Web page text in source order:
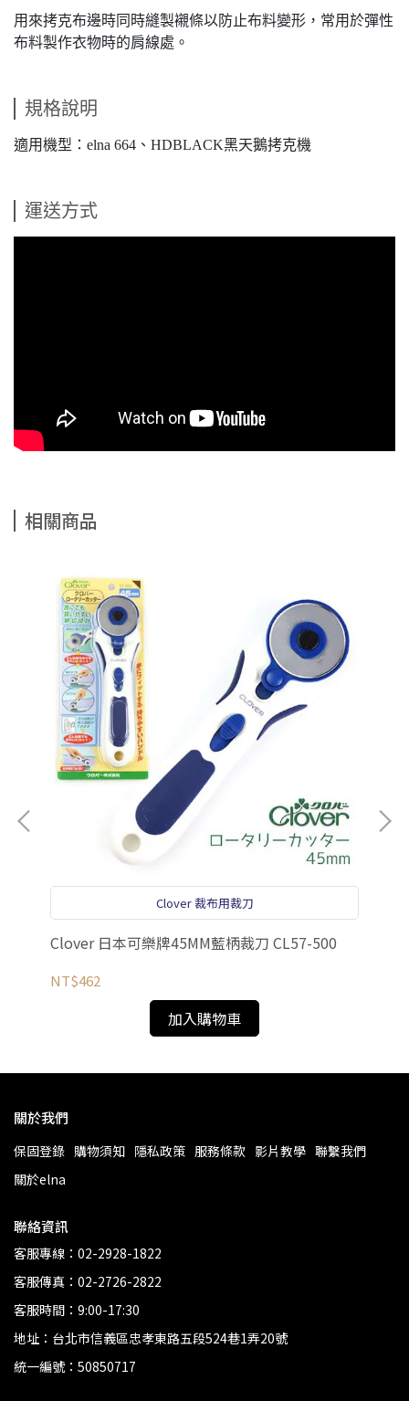
用來拷克布邊時同時縫製襯條以防止布料變形，常用於彈性
布料製作衣物時的肩線處。
規格說明
適用機型：elna 664、HDBLACK黑天鵝拷克機
運送方式
相關商品
Clover 裁布用裁刀
Clover 日本可樂牌45MM藍柄裁刀 CL57-500
NT$462
加入購物車
關於我們
保固登錄 購物須知 隱私政策 服務條款 影片教學 聯繫我們
關於elna
聯絡資訊
客服專線：02-2928-1822
客服傳真：02-2726-2822
客服時間：9:00-17:30
地址：台北市信義區忠孝東路五段524巷1弄20號
統一編號：50850717